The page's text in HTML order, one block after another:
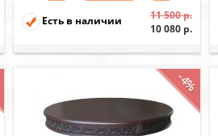
Есть в наличии
11 500 р.
10 080 р.
-4%